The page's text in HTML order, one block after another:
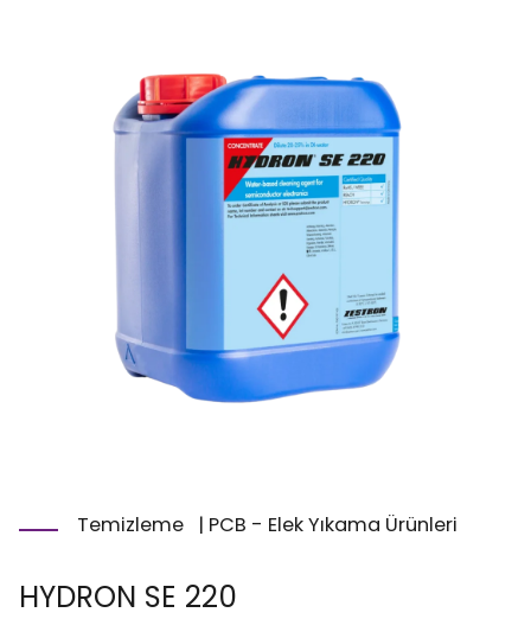
Temizleme | PCB - Elek Yıkama Ürünleri
HYDRON SE 220